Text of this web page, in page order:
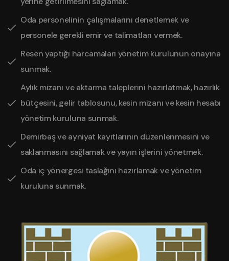
Oda personelinin çalışmalarını denetlemek ve
personele gerekli emir ve talimatları vermek.
Resen yaptığı harcamaları yönetim kurulunun onayına
sunmak.
Aylık mizanı ve aktarma taleplerini hazırlatmak, hazırlık
bütçesini, gelir tablosunu, kesin mizanı ve kesin hesabı
yönetim kuruluna sunmak.
Demirbaş ve ayniyat kayıtlarının düzenlenmesini ve
saklanmasını sağlamak ve yayın işlerini yönetmek.
Oda iç yönergesi taslağını hazırlamak ve yönetim
kuruluna sunmak.